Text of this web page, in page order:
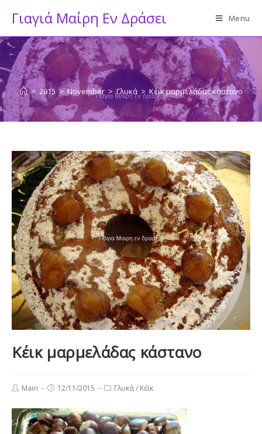
content
Γιαγιά Μαίρη Εν Δράσει Menu
> 2015 > November > Γλυκά > Κέικ μαρμελάδας κάστανο
Κέικ μαρμελάδας κάστανο
PostMairi
Post12/11/2015
PostΓλυκά/ Κέϊκ